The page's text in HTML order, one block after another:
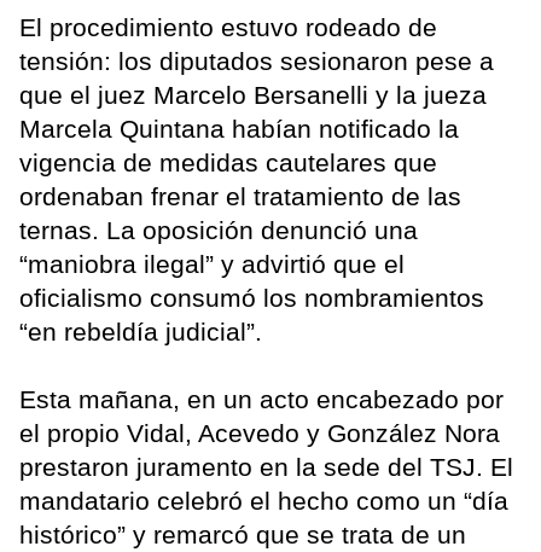
El procedimiento estuvo rodeado de
tensión: los diputados sesionaron pese a
que el juez Marcelo Bersanelli y la jueza
Marcela Quintana habían notificado la
vigencia de medidas cautelares que
ordenaban frenar el tratamiento de las
ternas. La oposición denunció una
“maniobra ilegal” y advirtió que el
oficialismo consumó los nombramientos
“en rebeldía judicial”.
Esta mañana, en un acto encabezado por
el propio Vidal, Acevedo y González Nora
prestaron juramento en la sede del TSJ. El
mandatario celebró el hecho como un “día
histórico” y remarcó que se trata de un